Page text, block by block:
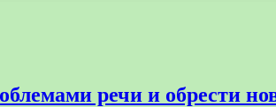
речи и обрести